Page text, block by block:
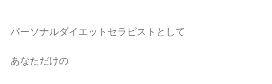
パーソナルダイエットセラピストとして
あなただけの